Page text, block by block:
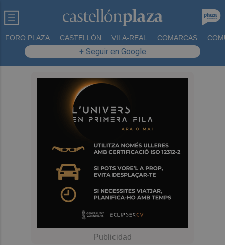
FORO PLAZA CASTELLÓN VILA-REAL COMARCAS
+ Seguir en Google